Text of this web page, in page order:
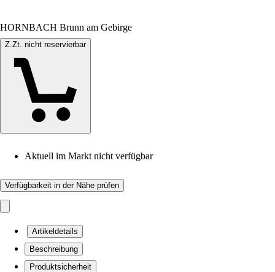
HORNBACH Brunn am Gebirge
Z.Zt. nicht reservierbar
Aktuell im Markt nicht verfügbar
Verfügbarkeit in der Nähe prüfen
Artikeldetails
Beschreibung
Produktsicherheit